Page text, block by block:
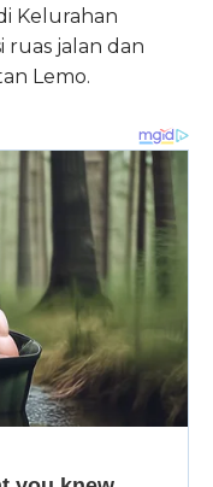
Kelurahan
ruas jalan dan
Lemo.